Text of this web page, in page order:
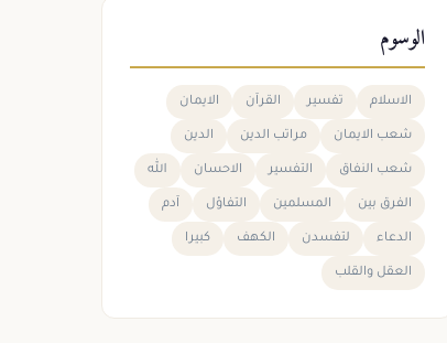
الوسوم
الاسلام تفسير القرآن الايمان
شعب الايمان مراتب الدين الدين
شعب النفاق التفسير الاحسان الله
الفرق بين المسلمين التفاؤل آدم
الدعاء لتفسدن الكهف كبيرا
العقل والقلب